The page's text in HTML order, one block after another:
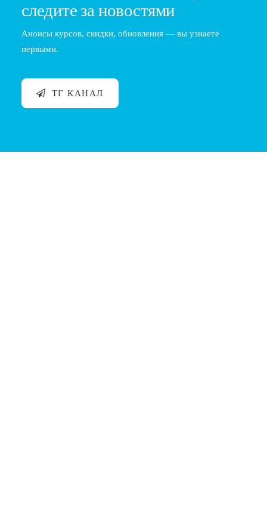
следите за новостями
Анонсы курсов, скидки, обновления — вы узнаете
первыми.
ТГ КАНАЛ